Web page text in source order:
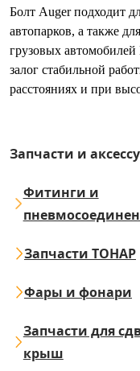
Болт Auger подходит
автопарков, а также
грузовых
залог стабильной
расстояниях и при
Запчасти и
Фитинги и
Запчасти ТОНАР
Фары и фонари
Запчасти для
крыш